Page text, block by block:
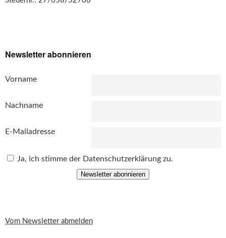
Newsletter abonnieren
Vorname
Nachname
E-Mailadresse
Ja, ich stimme der Datenschutzerklärung zu.
Newsletter abonnieren
Vom Newsletter abmelden